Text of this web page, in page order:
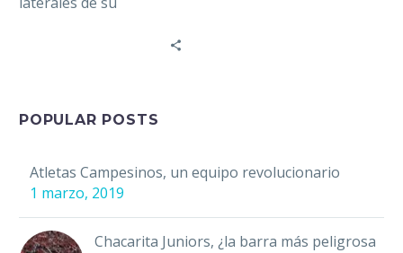
historia. Nació en Saint-
POPULAR POSTS
Atletas Campesinos, un equipo revolucionario
1 marzo, 2019
Chacarita Juniors, ¿la barra más peligrosa